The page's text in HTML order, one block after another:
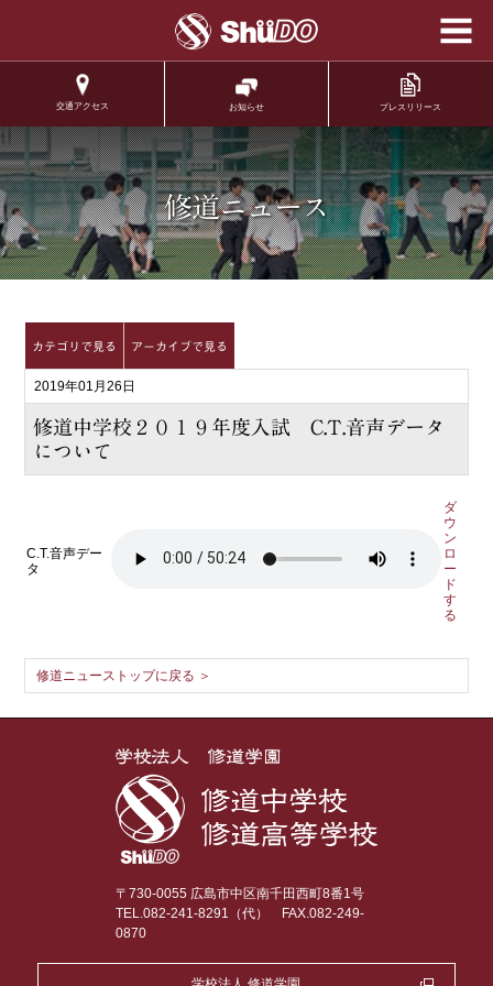
学校法人修道学園 修
交通アクセス お知らせ プレスリリース
.
修道ニュース
カテゴリで見る アーカイブで見る
2019年01月26日
修道中学校２０１９年度入試 C.T.音声データ
について
C.T.音声デー
タ
ダ
ウ
ン
ロ
ー
ド
す
る
修道ニューストップに戻る ＞
〒730-0055 広島市中区南千田西町8番1号
TEL.082-241-8291（代）
FAX.082-249-
0870